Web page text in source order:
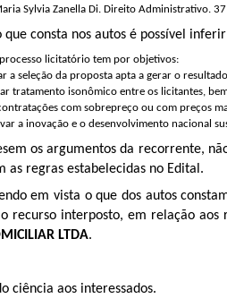
Sylvia Zanella Di. Direito Administrativo.
que consta nos autos é possível
licitatório tem por objetivos:
a seleção da proposta apta a gerar o
tratamento isonômico entre os licitantes,
com sobrepreço ou com preços
a inovação e o desenvolvimento nacional
os argumentos da recorrente,
as regras estabelecidas no Edital.
em vista o que dos autos
recurso interposto, em relação aos
LTDA.
ciência aos interessados.